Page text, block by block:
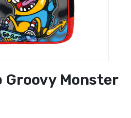
Groovy Monster